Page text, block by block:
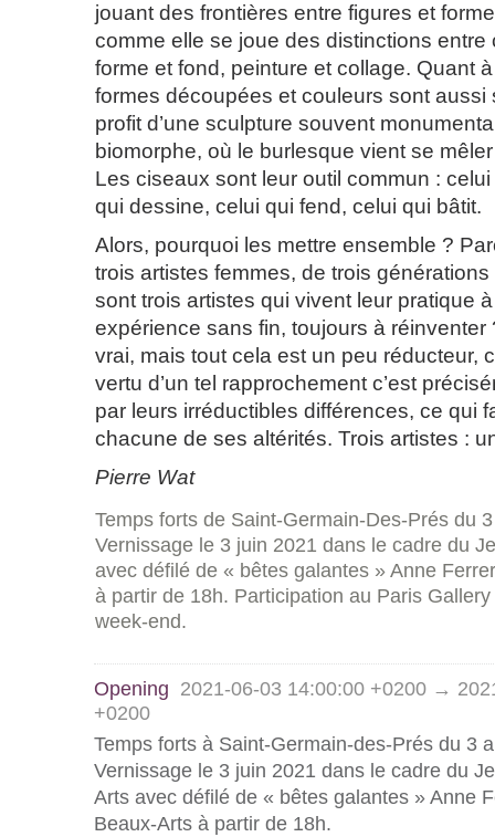
jouant des frontières entre figures et
comme elle se joue des distinctions entre
forme et fond, peinture et collage. Quant
formes découpées et couleurs sont aussi
profit d’une sculpture souvent
biomorphe, où le burlesque vient se mêler
Les ciseaux sont leur outil commun :
qui dessine, celui qui fend, celui qui bâtit.
Alors, pourquoi les mettre ensemble ?
trois artistes femmes, de trois
sont trois artistes qui vivent leur pratique
expérience sans fin, toujours à réinventer
vrai, mais tout cela est un peu réducteur,
vertu d’un tel rapprochement c’est
par leurs irréductibles différences, ce qui
chacune de ses altérités. Trois artistes :
Pierre Wat
Temps forts de Saint-Germain-Des-Prés du
Vernissage le 3 juin 2021 dans le cadre du
avec défilé de « bêtes galantes » Anne
à partir de 18h. Participation au Paris
week-end.
Opening 2021-06-03 14:00:00 +0200 →
+0200
Temps forts à Saint-Germain-des-Prés du 3
Vernissage le 3 juin 2021 dans le cadre du
Arts avec défilé de « bêtes galantes » Anne
Beaux-Arts à partir de 18h.